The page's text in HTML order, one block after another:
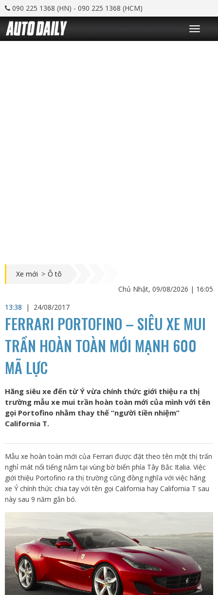
090 225 1368 (HN) - 090 225 1368 (HCM)
T
o
g
Xe mới > Ô tô
Chủ Nhật, 09/08/2026 | 16:05
13:38
| 24/08/2017
FERRARI PORTOFINO – SIÊU XE MUI
TRẦN HOÀN TOÀN MỚI MẠNH 600
MÃ LỰC
Hãng siêu xe đến từ Ý vừa chính thức giới thiệu ra thị
trường mẫu xe mui trần hoàn toàn mới của mình với tên
gọi Portofino nhằm thay thế “người tiền nhiệm”
California T.
Mẫu xe hoàn toàn mới của Ferrari được đặt theo tên một thị trấn
nghỉ mát nổi tiếng nằm tại vùng bờ biển phía Tây Bắc Italia. Việc
giới thiệu Portofino ra thị trường cũng đồng nghĩa với việc hãng
xe Ý chính thức chia tay với tên gọi California hay California T sau
này sau 9 năm gắn bó.